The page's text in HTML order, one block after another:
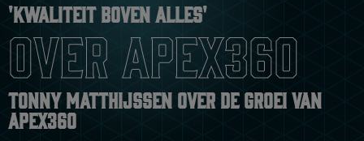
'Kwaliteit boven alles'
over apex360
Tonny Matthijssen over de groei van
APEX360